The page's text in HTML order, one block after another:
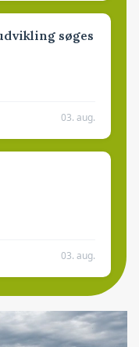
søges
03. aug.
03. aug.